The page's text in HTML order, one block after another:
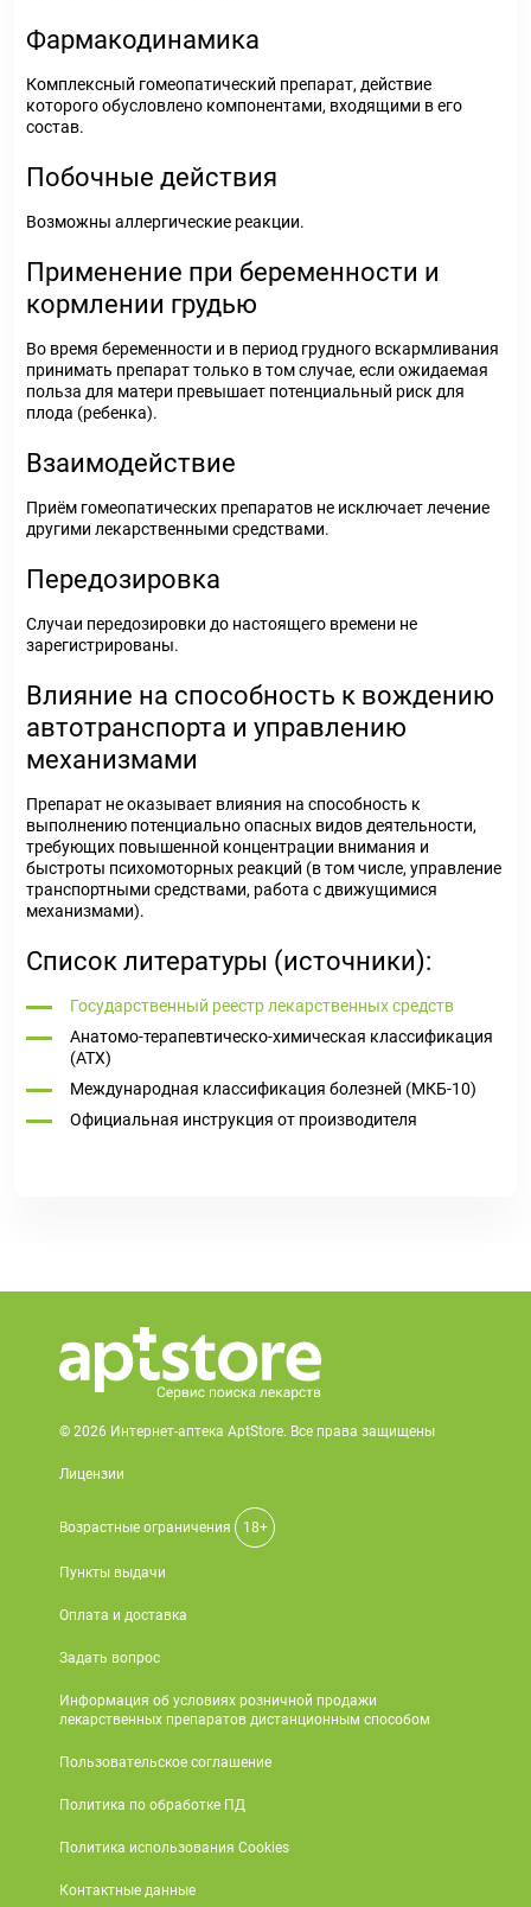
Фармакодинамика
Комплексный гомеопатический препарат, действие
которого обусловлено компонентами, входящими в его
состав.
Побочные действия
Возможны аллергические реакции.
Применение при беременности и
кормлении грудью
Во время беременности и в период грудного вскармливания
принимать препарат только в том случае, если ожидаемая
польза для матери превышает потенциальный риск для
плода (ребенка).
Взаимодействие
Приём гомеопатических препаратов не исключает лечение
другими лекарственными средствами.
Передозировка
Случаи передозировки до настоящего времени не
зарегистрированы.
Влияние на способность к вождению
автотранспорта и управлению
механизмами
Препарат не оказывает влияния на способность к
выполнению потенциально опасных видов деятельности,
требующих повышенной концентрации внимания и
быстроты психомоторных реакций (в том числе, управление
транспортными средствами, работа с движущимися
механизмами).
Список литературы (источники):
Государственный реестр лекарственных средств
Анатомо-терапевтическо-химическая классификация
(ATX)
Международная классификация болезней (МКБ-10)
Официальная инструкция от производителя
© 2026 Интернет-аптека AptStore. Все права защищены
Лицензии
Возрастные ограничения 18+
Пункты выдачи
Оплата и доставка
Задать вопрос
Информация об условиях розничной продажи
лекарственных препаратов дистанционным способом
Пользовательское соглашение
Политика по обработке ПД
Политика использования Cookies
Контактные данные